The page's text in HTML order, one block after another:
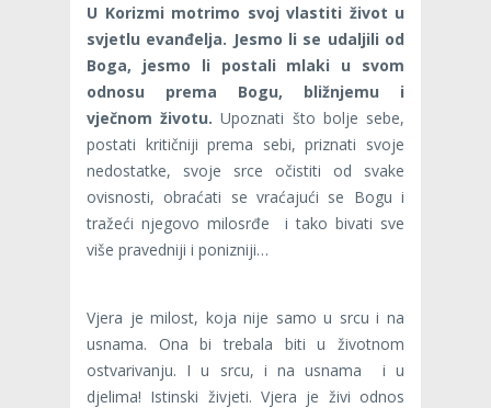
U Korizmi motrimo svoj vlastiti život u
svjetlu evanđelja. Jesmo li se udaljili od
Boga, jesmo li postali mlaki u svom
odnosu prema Bogu, bližnjemu i
vječnom životu. Upoznati što bolje sebe,
postati kritičniji prema sebi, priznati svoje
nedostatke, svoje srce očistiti od svake
ovisnosti, obraćati se vraćajući se Bogu i
tražeći njegovo milosrđe i tako bivati sve
više pravedniji i ponizniji…
Vjera je milost, koja nije samo u srcu i na
usnama. Ona bi trebala biti u životnom
ostvarivanju. I u srcu, i na usnama i u
djelima! Istinski živjeti. Vjera je živi odnos